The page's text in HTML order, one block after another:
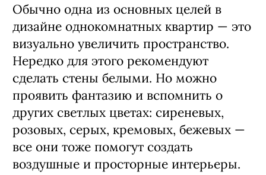
Обычно одна из основных целей в
дизайне однокомнатных квартир — это
визуально увеличить пространство.
Нередко для этого рекомендуют
сделать стены белыми. Но можно
проявить фантазию и вспомнить о
других светлых цветах: сиреневых,
розовых, серых, кремовых, бежевых —
все они тоже помогут создать
воздушные и просторные интерьеры.